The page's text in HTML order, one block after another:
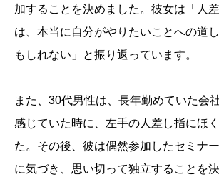
加することを決めました。彼女は「人
は、本当に自分がやりたいことへの道
もしれない」と振り返っています。
また、30代男性は、長年勤めていた会
感じていた時に、左手の人差し指にほ
た。その後、彼は偶然参加したセミナ
に気づき、思い切って独立することを